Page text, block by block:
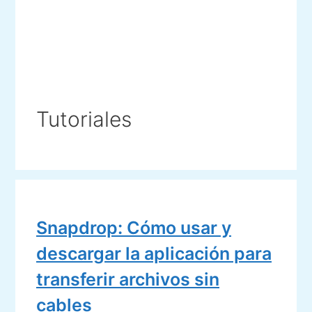
Tutoriales
Snapdrop: Cómo usar y
descargar la aplicación para
transferir archivos sin
cables